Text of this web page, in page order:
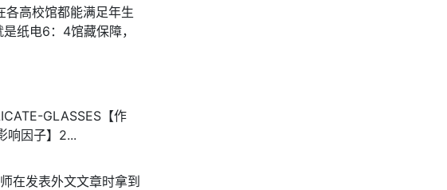
各高校馆都能满足年生
纸电6：4馆藏保障，
GLASSES【作
响因子】2...
在发表外文文章时拿到